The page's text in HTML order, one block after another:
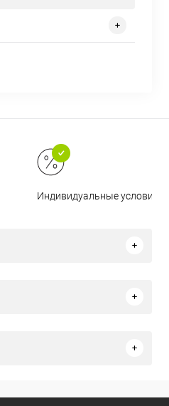
Индивидуальные условия